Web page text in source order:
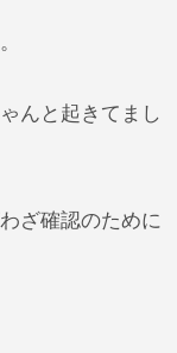
んと起きてまし
ざ確認のために